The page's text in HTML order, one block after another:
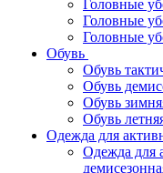
Головные
Головные
Головные
Обувь
Обувь
Обувь
Обувь
Обувь
Одежда для
Одежда для